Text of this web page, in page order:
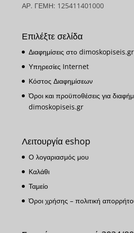
ΑΡ. ΓΕΜΗ: 125411401000
Επιλέξτε σελίδα
Διαφημίσεις στο dimoskopiseis.gr
Υπηρεσίες Internet
Κόστος Διαφημίσεων
Όροι και προϋποθέσεις για
dimoskopiseis.gr
Λειτουργία eshop
Ο λογαριασμός μου
Καλάθι
Ταμείο
Όροι χρήσης – πολιτική